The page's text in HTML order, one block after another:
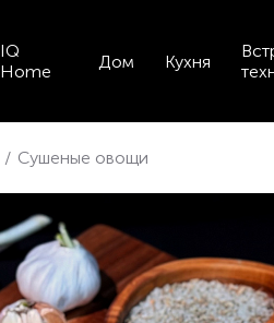
IQ
Home
Дом Кухня
/ Сушеные овощи